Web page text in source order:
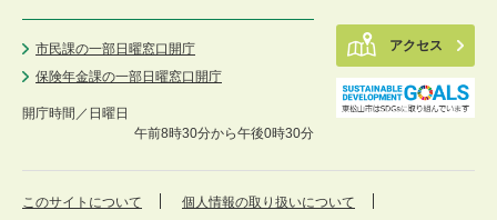
市民課の一部日曜窓口開庁
保険年金課の一部日曜窓口開庁
開庁時間／ 日曜日
午前8時30分から午後0時30分
アクセス
このサイトについて 個人情報の取り扱いについて